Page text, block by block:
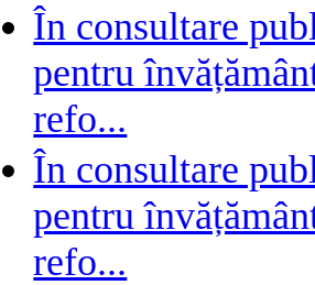
În consultare
pentru
refo...
În consultare
pentru
refo...